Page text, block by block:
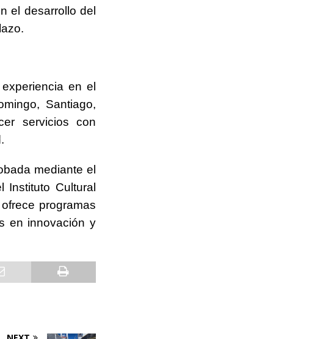
el desarrollo del
en el
Santiago,
servicios con
mediante el
Cultural
programas
en innovación y